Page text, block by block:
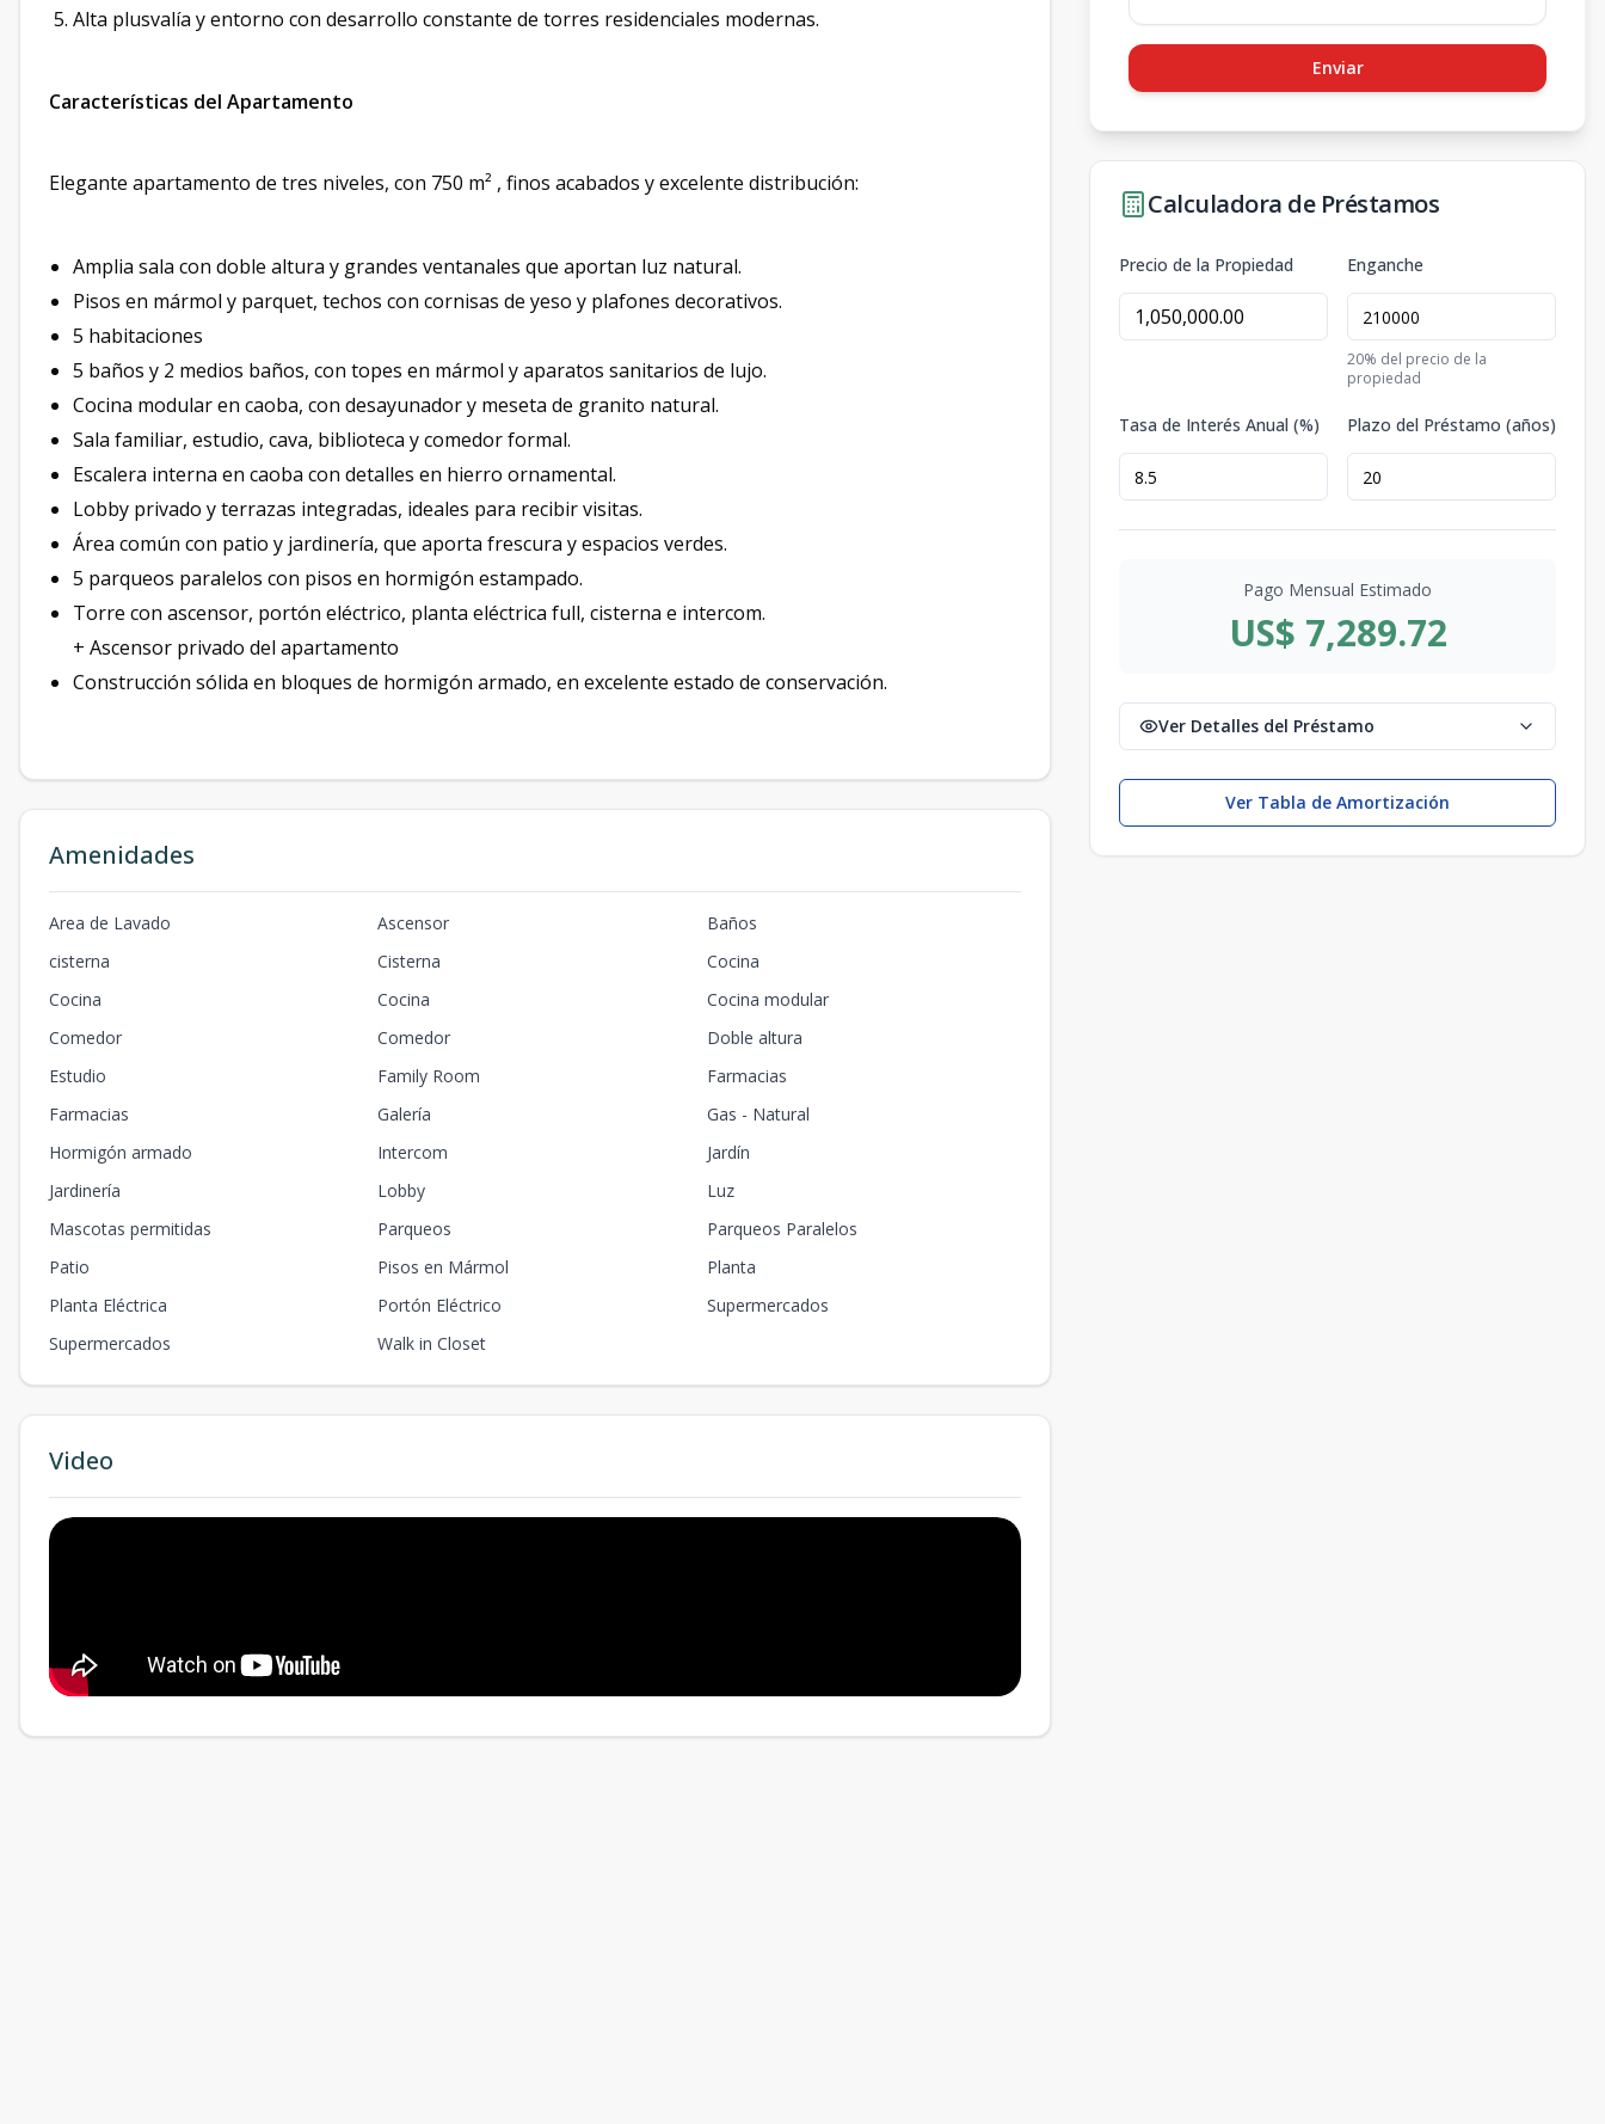
Alta plusvalía y entorno con desarrollo constante de torres residenciales modernas.
Características del Apartamento
Elegante apartamento de tres niveles, con 750 m² , finos acabados y excelente distribución:
Amplia sala con doble altura y grandes ventanales que aportan luz natural.
Pisos en mármol y parquet, techos con cornisas de yeso y plafones decorativos.
5 habitaciones
5 baños y 2 medios baños, con topes en mármol y aparatos sanitarios de lujo.
Cocina modular en caoba, con desayunador y meseta de granito natural.
Sala familiar, estudio, cava, biblioteca y comedor formal.
Escalera interna en caoba con detalles en hierro ornamental.
Lobby privado y terrazas integradas, ideales para recibir visitas.
Área común con patio y jardinería, que aporta frescura y espacios verdes.
5 parqueos paralelos con pisos en hormigón estampado.
Torre con ascensor, portón eléctrico, planta eléctrica full, cisterna e intercom.
+ Ascensor privado del apartamento
Construcción sólida en bloques de hormigón armado, en excelente estado de conservación.
Amenidades
Area de Lavado Ascensor
Baños
cisterna
Cisterna
Cocina
Cocina
Cocina
Cocina modular
Comedor
Comedor
Doble altura
Estudio
Family Room
Farmacias
Farmacias
Galería
Gas - Natural
Hormigón armado
Intercom
Jardín
Jardinería
Lobby
Luz
Mascotas permitidas
Parqueos
Parqueos Paralelos
Patio
Pisos en Mármol
Planta
Planta Eléctrica
Portón Eléctrico
Supermercados
Supermercados
Walk in Closet
Video
Enviar
Calculadora de Préstamos
Precio de la Propiedad Enganche
20% del precio de la
propiedad
Tasa de Interés Anual (%) Plazo del Préstamo (años)
Pago Mensual Estimado
US$ 7,289.72
Ver Detalles del Préstamo
Ver Tabla de Amortización